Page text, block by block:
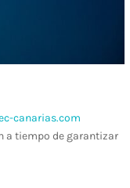
canarias.com
a tiempo de garantizar